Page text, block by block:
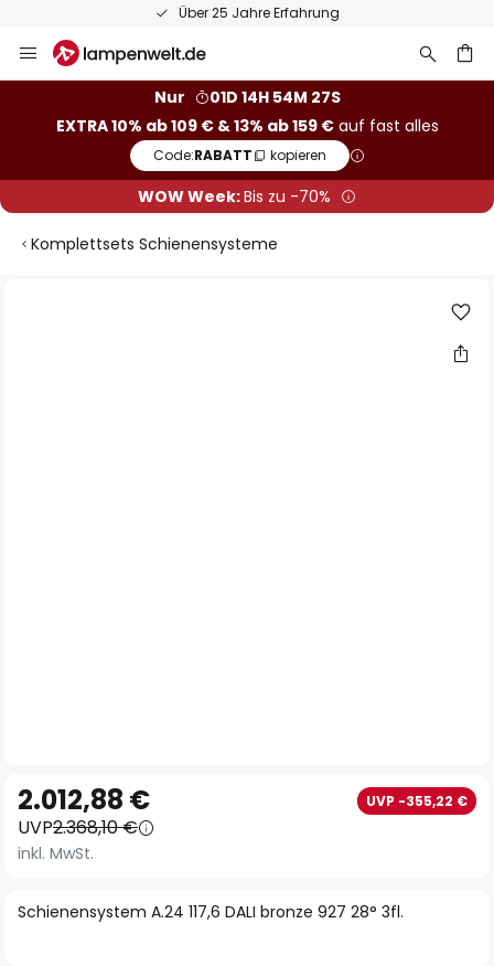
Über 25 Jahre Erfahrung
Inhalt
Nur
01D 14H 54M 26S
EXTRA 10% ab 109 € & 13% ab 159 €auf fast alles
Code:RABATT kopieren
WOW Week:Bis zu -70%
Komplettsets Schienensysteme
Anfang
der
Bildgalerie
Schienensystem A.24 117,6 DALI bronze 927 28° 3fl.
2.012,88 € UVP -355,22 €
UVP2.368,10 €
inkl. MwSt.